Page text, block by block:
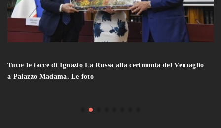
Tutte le facce di Ignazio La Russa alla cerimonia del Ventaglio
a Palazzo Madama. Le foto